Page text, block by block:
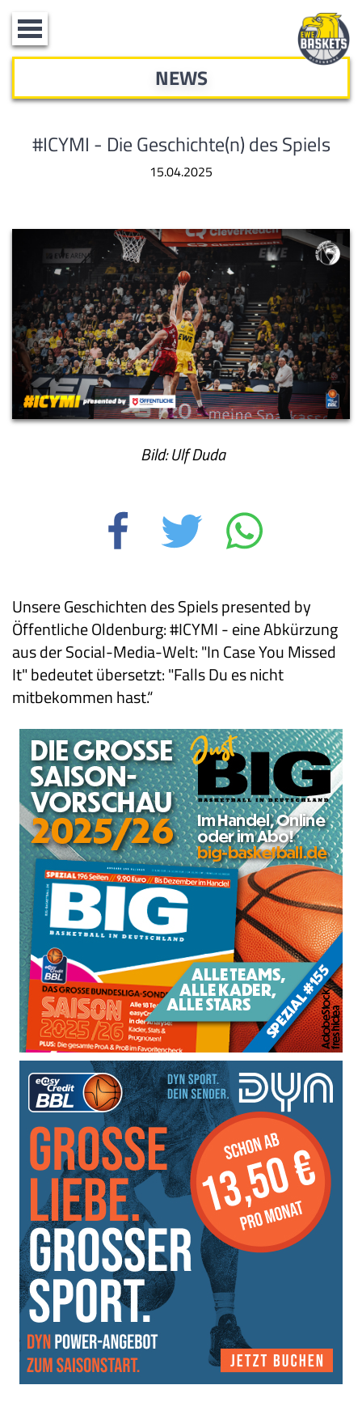
Toggle
navigation
NEWS
#ICYMI - Die Geschichte(n) des Spiels
15.04.2025
Bild: Ulf Duda
Unsere Geschichten des Spiels presented by
Öffentliche Oldenburg: #ICYMI - eine Abkürzung
aus der Social-Media-Welt: "In Case You Missed
It" bedeutet übersetzt: "Falls Du es nicht
mitbekommen hast.“